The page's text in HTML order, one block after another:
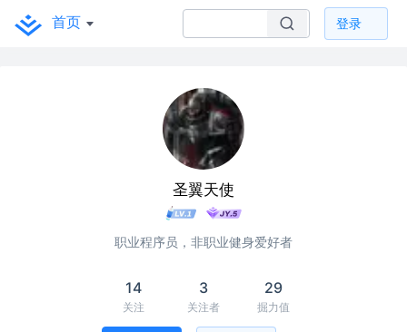
首页 登录
圣翼天使
职业程序员，非职业健身爱好者
14
关注
3
关注者
29
掘力值